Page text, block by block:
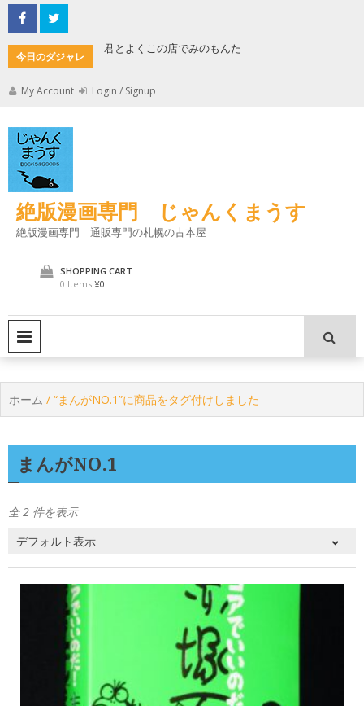
Skip
to
content
今日のダジャレ
君とよくこの店でみのもんた
My Account Login / Signup
絶版漫画専門 じゃんくまうす
絶版漫画専門 通販専門の札幌の古本屋
SHOPPING CART
0 Items ¥0
ホーム / “まんがNO.1”に商品をタグ付けしました
まんがNO.1
全 2 件を表示